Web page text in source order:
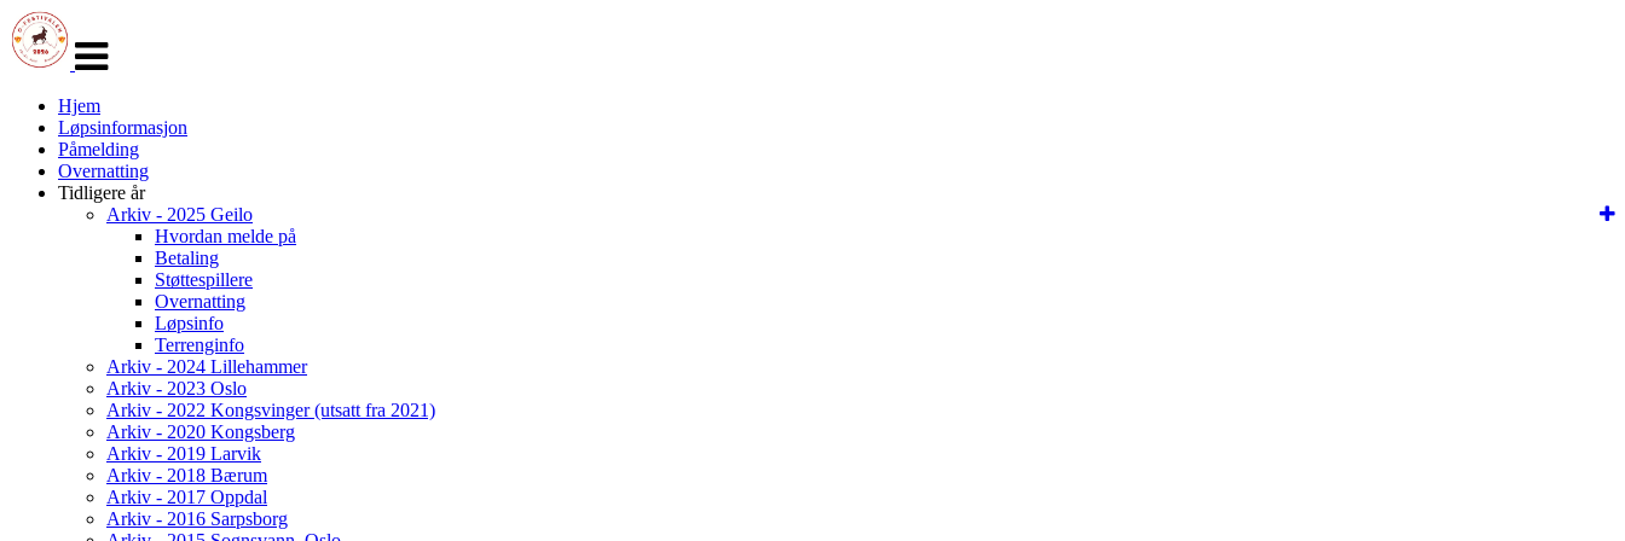
navigasjon
Hjem
Løpsinformasjon
Påmelding
Overnatting
Tidligere år
Arkiv - 2025 Geilo
Hvordan melde på
Betaling
Støttespillere
Overnatting
Løpsinfo
Terrenginfo
Arkiv - 2024 Lillehammer
Arkiv - 2023 Oslo
Arkiv - 2022 Kongsvinger (utsatt fra 2021)
Arkiv - 2020 Kongsberg
Arkiv - 2019 Larvik
Arkiv - 2018 Bærum
Arkiv - 2017 Oppdal
Arkiv - 2016 Sarpsborg